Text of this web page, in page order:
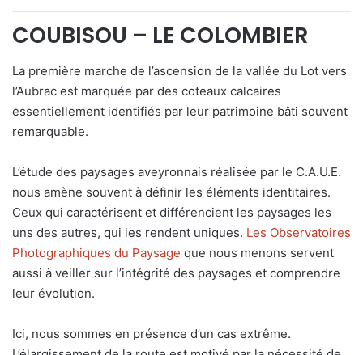
COUBISOU – LE COLOMBIER
La première marche de l’ascension de la vallée du Lot vers
l’Aubrac est marquée par des coteaux calcaires
essentiellement identifiés par leur patrimoine bâti souvent
remarquable.
L’étude des paysages aveyronnais réalisée par le C.A.U.E.
nous amène souvent à définir les éléments identitaires.
Ceux qui caractérisent et différencient les paysages les
uns des autres, qui les rendent uniques. Les Observatoires
Photographiques du Paysage que nous menons servent
aussi à veiller sur l’intégrité des paysages et comprendre
leur évolution.
Ici, nous sommes en présence d’un cas extrême.